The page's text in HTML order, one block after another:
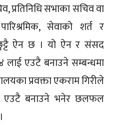
सभाका सचिव वा
सेवाको शर्त र
ऐन छ । यो ऐन र संसद
लाई एउटै बनाउने सम्बन्धमा
प्रवक्ता एकराम गिरीले
एउटै बनाउने भनेर छलफल